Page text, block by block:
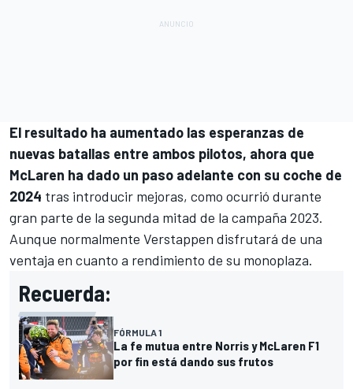
El resultado ha aumentado las esperanzas de
nuevas batallas entre ambos pilotos, ahora que
McLaren ha dado un paso adelante con su coche de
2024 tras introducir mejoras, como ocurrió durante
gran parte de la segunda mitad de la campaña 2023.
Aunque normalmente Verstappen disfrutará de una
ventaja en cuanto a rendimiento de su monoplaza.
Recuerda:
FÓRMULA 1
La fe mutua entre Norris y McLaren F1
por fin está dando sus frutos